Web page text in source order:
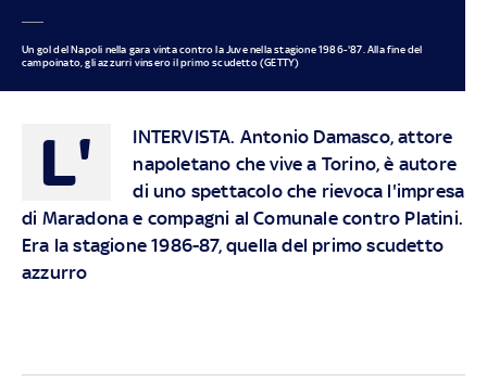
Un gol del Napoli nella gara vinta contro la Juve nella stagione 1986-'87. Alla fine del
campoinato, gli azzurri vinsero il primo scudetto (GETTY)
L'
INTERVISTA. Antonio Damasco, attore
napoletano che vive a Torino, è autore
di uno spettacolo che rievoca l'impresa
di Maradona e compagni al Comunale contro Platini.
Era la stagione 1986-87, quella del primo scudetto
azzurro